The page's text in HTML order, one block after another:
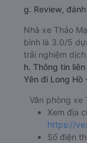
g. Review,
Nhà xe Thảo
bình là 3.0/5
trải nghiệm
h. Thông tin
Yên đi Long Hồ
Văn phòng xe
Xem địa
https://
Số điện